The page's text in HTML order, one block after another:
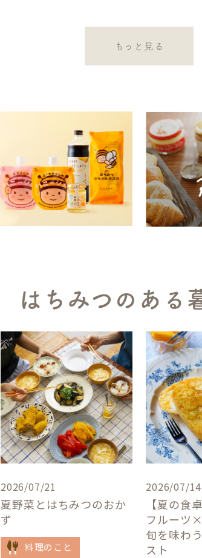
もっと見る
はちみつのある
2026/07/21
夏野菜とはちみつのおか
ず
料理のこと
2026/07/14
【夏の食
フルーツ
旬を味わ
スト